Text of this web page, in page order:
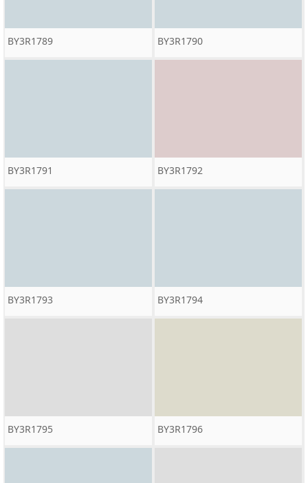
BY3R1789 BY3R1790
BY3R1791 BY3R1792
BY3R1793 BY3R1794
BY3R1795 BY3R1796